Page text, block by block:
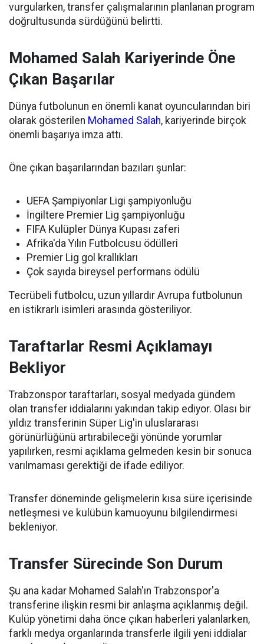
vurgularken, transfer çalışmalarının planlanan program
doğrultusunda sürdüğünü belirtti.
Mohamed Salah Kariyerinde Öne
Çıkan Başarılar
Dünya futbolunun en önemli kanat oyuncularından biri
olarak gösterilen Mohamed Salah, kariyerinde birçok
önemli başarıya imza attı.
Öne çıkan başarılarından bazıları şunlar:
UEFA Şampiyonlar Ligi şampiyonluğu
İngiltere Premier Lig şampiyonluğu
FIFA Kulüpler Dünya Kupası zaferi
Afrika'da Yılın Futbolcusu ödülleri
Premier Lig gol krallıkları
Çok sayıda bireysel performans ödülü
Tecrübeli futbolcu, uzun yıllardır Avrupa futbolunun
en istikrarlı isimleri arasında gösteriliyor.
Taraftarlar Resmi Açıklamayı
Bekliyor
Trabzonspor taraftarları, sosyal medyada gündem
olan transfer iddialarını yakından takip ediyor. Olası bir
yıldız transferinin Süper Lig'in uluslararası
görünürlüğünü artırabileceği yönünde yorumlar
yapılırken, resmi açıklama gelmeden kesin bir sonuca
varılmaması gerektiği de ifade ediliyor.
Transfer döneminde gelişmelerin kısa süre içerisinde
netleşmesi ve kulübün kamuoyunu bilgilendirmesi
bekleniyor.
Transfer Sürecinde Son Durum
Şu ana kadar Mohamed Salah'ın Trabzonspor'a
transferine ilişkin resmi bir anlaşma açıklanmış değil.
Kulüp yönetimi daha önce çıkan haberleri yalanlarken,
farklı medya organlarında transferle ilgili yeni iddialar